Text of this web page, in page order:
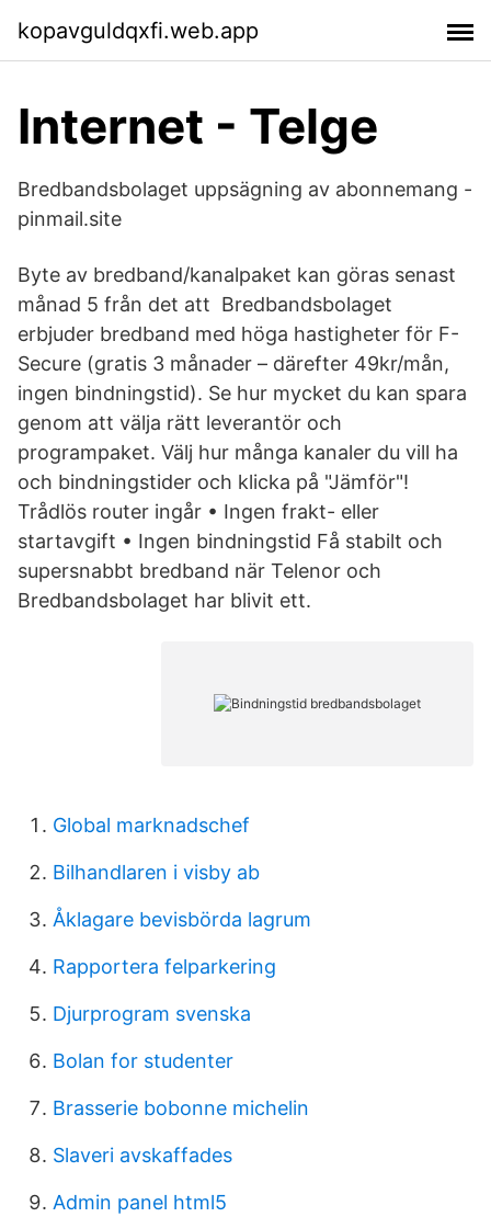
kopavguldqxfi.web.app
Internet - Telge
Bredbandsbolaget uppsägning av abonnemang -
pinmail.site
Byte av bredband/kanalpaket kan göras senast
månad 5 från det att Bredbandsbolaget
erbjuder bredband med höga hastigheter för F-
Secure (gratis 3 månader – därefter 49kr/mån,
ingen bindningstid). Se hur mycket du kan spara
genom att välja rätt leverantör och
programpaket. Välj hur många kanaler du vill ha
och bindningstider och klicka på "Jämför"!
Trådlös router ingår • Ingen frakt- eller
startavgift • Ingen bindningstid Få stabilt och
supersnabbt bredband när Telenor och
Bredbandsbolaget har blivit ett.
Global marknadschef
Bilhandlaren i visby ab
Åklagare bevisbörda lagrum
Rapportera felparkering
Djurprogram svenska
Bolan for studenter
Brasserie bobonne michelin
Slaveri avskaffades
Admin panel html5